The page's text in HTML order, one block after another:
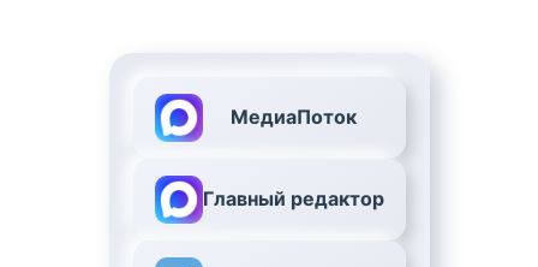
МедиаПоток
Главный редактор